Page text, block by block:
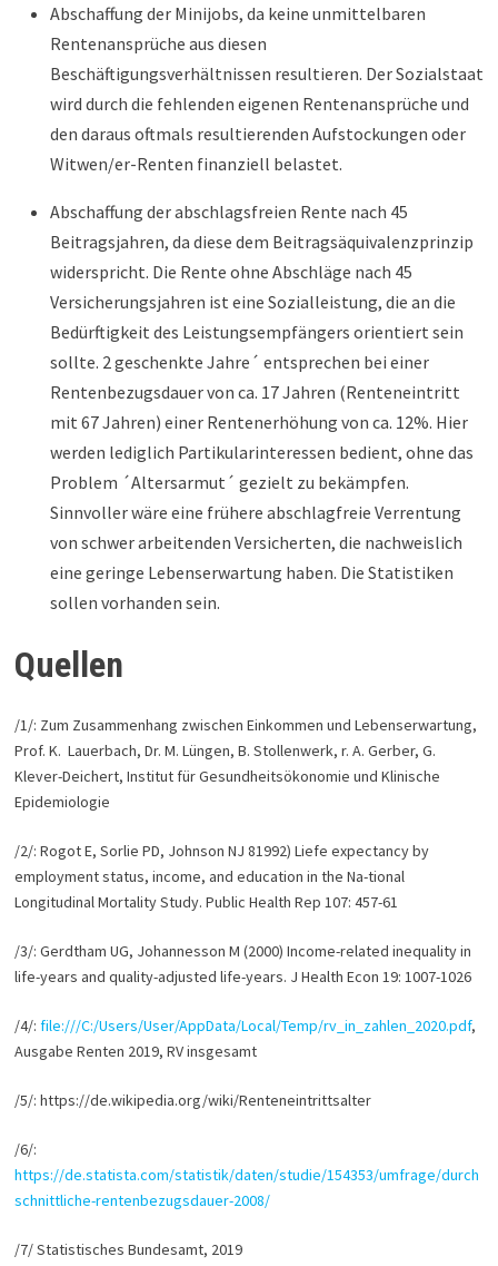
Abschaffung der Minijobs, da keine unmittelbaren
Rentenansprüche aus diesen
Beschäftigungsverhältnissen resultieren. Der Sozialstaat
wird durch die fehlenden eigenen Rentenansprüche und
den daraus oftmals resultierenden Aufstockungen oder
Witwen/er-Renten finanziell belastet.
Abschaffung der abschlagsfreien Rente nach 45
Beitragsjahren, da diese dem Beitragsäquivalenzprinzip
widerspricht. Die Rente ohne Abschläge nach 45
Versicherungsjahren ist eine Sozialleistung, die an die
Bedürftigkeit des Leistungsempfängers orientiert sein
sollte. 2 geschenkte Jahre´ entsprechen bei einer
Rentenbezugsdauer von ca. 17 Jahren (Renteneintritt
mit 67 Jahren) einer Rentenerhöhung von ca. 12%. Hier
werden lediglich Partikularinteressen bedient, ohne das
Problem ´Altersarmut´ gezielt zu bekämpfen.
Sinnvoller wäre eine frühere abschlagfreie Verrentung
von schwer arbeitenden Versicherten, die nachweislich
eine geringe Lebenserwartung haben. Die Statistiken
sollen vorhanden sein.
Quellen
/1/: Zum Zusammenhang zwischen Einkommen und Lebenserwartung,
Prof. K. Lauerbach, Dr. M. Lüngen, B. Stollenwerk, r. A. Gerber, G.
Klever-Deichert, Institut für Gesundheitsökonomie und Klinische
Epidemiologie
/2/: Rogot E, Sorlie PD, Johnson NJ 81992) Liefe expectancy by
employment status, income, and education in the Na-tional
Longitudinal Mortality Study. Public Health Rep 107: 457-61
/3/: Gerdtham UG, Johannesson M (2000) Income-related inequality in
life-years and quality-adjusted life-years. J Health Econ 19: 1007-1026
/4/: file:///C:/Users/User/AppData/Local/Temp/rv_in_zahlen_2020.pdf,
Ausgabe Renten 2019, RV insgesamt
/5/: https://de.wikipedia.org/wiki/Renteneintrittsalter
/6/:
https://de.statista.com/statistik/daten/studie/154353/umfrage/durch
schnittliche-rentenbezugsdauer-2008/
/7/ Statistisches Bundesamt, 2019